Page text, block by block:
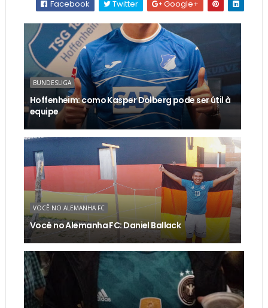
Facebook
Twitter Google+
BUNDESLIGA
Hoffenheim: como Kasper Dolberg pode ser útil à
equipe
VOCÊ NO ALEMANHA FC
Você no Alemanha FC: Daniel Ballack